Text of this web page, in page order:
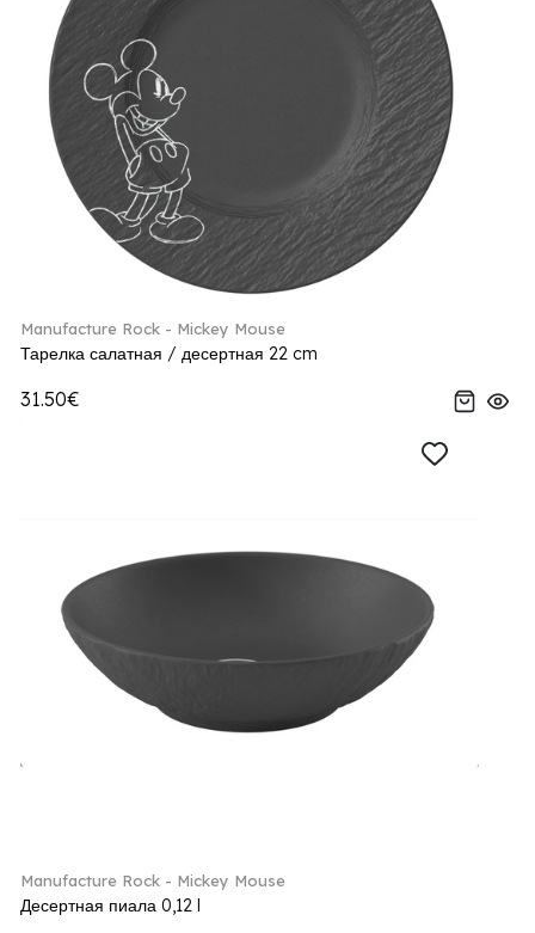
Manufacture Rock - Mickey Mouse
Тарелка салатная / десертная 22 cm
31.50€
Manufacture Rock - Mickey Mouse
Десертная пиала 0,12 l